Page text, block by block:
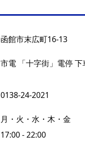
函館市末広町16-13
市電 「十字街」電停
0138-24-2021
月・火・水・木・金
17:00 - 22:00